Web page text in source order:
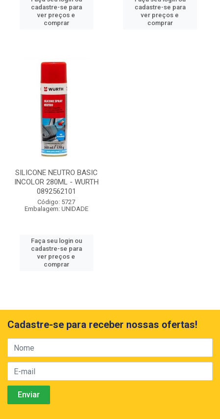
cadastre-se para
ver preços e
comprar
cadastre-se para
ver preços e
comprar
SILICONE NEUTRO BASIC
INCOLOR 280ML - WURTH
0892562101
Código: 5727
Embalagem: UNIDADE
Faça seu login ou
cadastre-se para
ver preços e
comprar
Cadastre-se para receber nossas ofertas!